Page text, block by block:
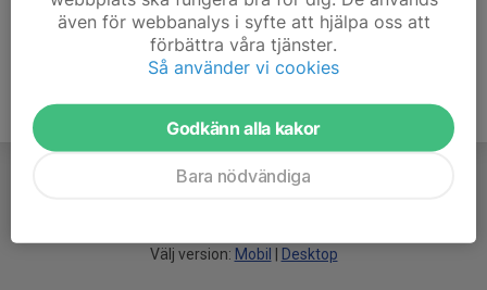
Välj version: Mobil Desktop
även för webbanalys i syfte att hjälpa oss att
förbättra våra tjänster.
Så använder vi cookies
Godkänn alla kakor
Bara nödvändiga